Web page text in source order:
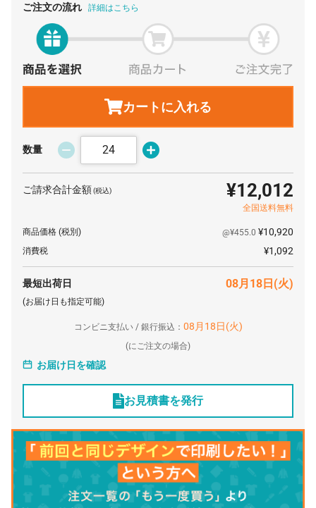
ご注文の流れ 詳細はこちら
カートに入れる
数量
ご請求合計金額(税込) ¥12,012
全国送料無料
商品価格 (税別) @¥455.0 ¥10,920
消費税 ¥1,092
最短出荷日 08月18日(火)
(お届け日も指定可能)
コンビニ支払い / 銀行振込： 08月18日(火)
(にご注文の場合)
お届け日を確認
お見積書を発行